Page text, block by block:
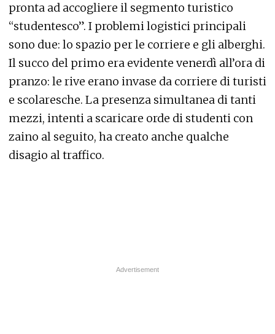
pronta ad accogliere il segmento turistico
“studentesco”. I problemi logistici principali
sono due: lo spazio per le corriere e gli alberghi.
Il succo del primo era evidente venerdì all’ora di
pranzo: le rive erano invase da corriere di turisti
e scolaresche. La presenza simultanea di tanti
mezzi, intenti a scaricare orde di studenti con
zaino al seguito, ha creato anche qualche
disagio al traffico.